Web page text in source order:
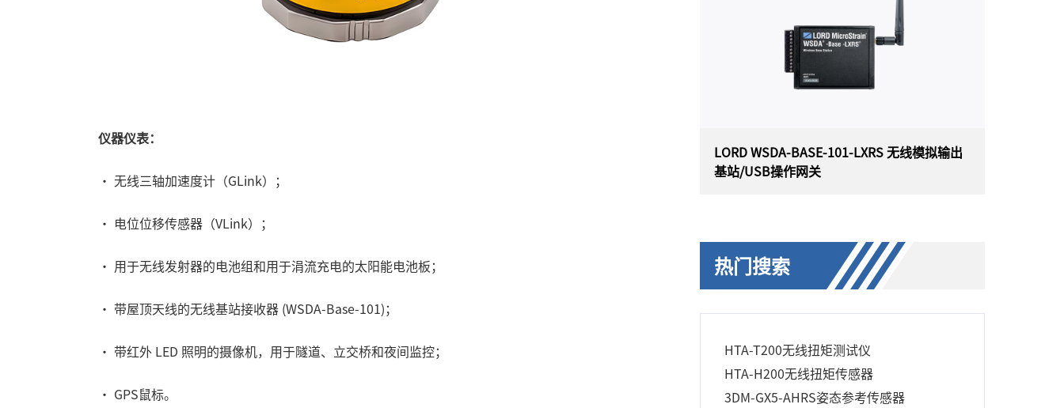
仪器仪表：
• 无线三轴加速度计（GLink） ；
• 电位位移传感器（VLink） ；
• 用于无线发射器的电池组和用于涓流充电的太阳能电池板；
• 带屋顶天线的无线基站接收器 (WSDA-Base-101)；
• 带红外 LED 照明的摄像机，用于隧道、立交桥和夜间监控；
• GPS鼠标。
美国HBK（原 LORD）MicroStrain V-LINK-200
8通道无线应变/模拟传感器节点，是一款高度通
用的无线传感器，具有板载PGA、滤波、高分辨
率ADC和8个模拟输入通道，用于精确测量各种
传感器类型，包括应变计、称重传感器和压力传
感器。V-LINK-200无线传感器网络部署速度快，
配有可更换电池，并提供可靠、无损的数据吞吐
LORD WSDA-BASE-101-LXRS 无线模拟输出
基站/USB操作网关
出基站/USB操作网关
美国 Parker Lord MicroStrain 的 WSDA-BASE-
站，具有八个模拟输出，可中继从其本地网络内
步，高速传感和数据聚合。我们的无线传感系统
式应用的理想选择。
热门搜索
HTA-T200无线扭矩测试仪
HTA-H200无线扭矩传感器
3DM-GX5-AHRS姿态参考传感器